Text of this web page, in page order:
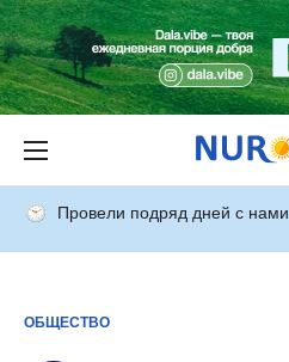
Провели подряд дней с нами
ОБЩЕСТВО